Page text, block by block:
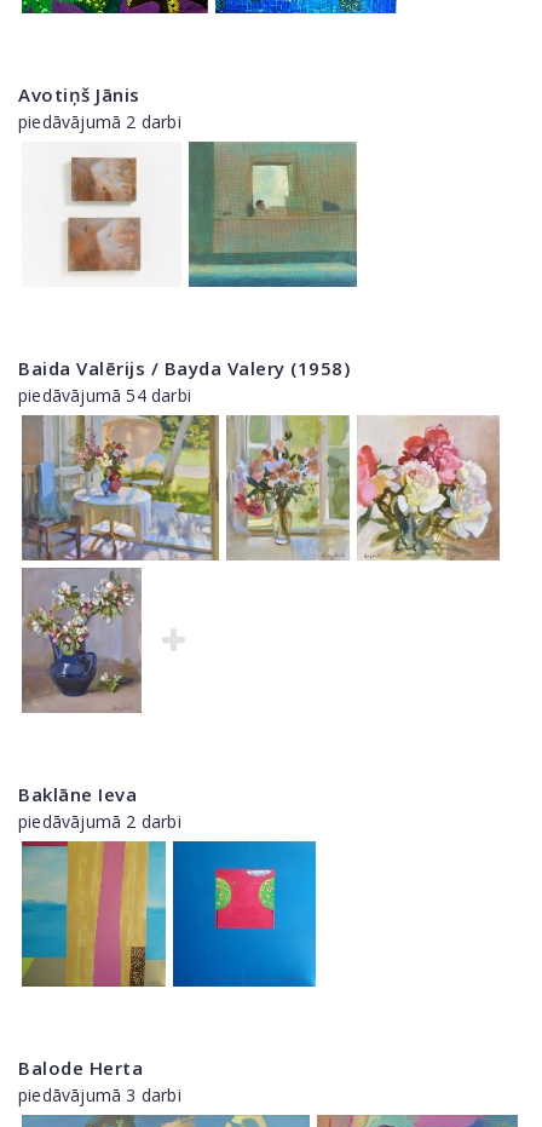
Avotiņš Jānis
piedāvājumā 2 darbi
Baida Valērijs / Bayda Valery (1958)
piedāvājumā 54 darbi
Baklāne Ieva
piedāvājumā 2 darbi
Balode Herta
piedāvājumā 3 darbi